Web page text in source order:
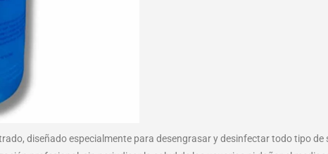
diseñado especialmente para desengrasar y desinfectar todo tipo